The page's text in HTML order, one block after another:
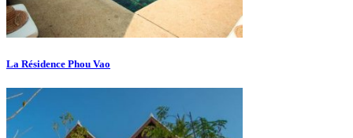
La Résidence Phou Vao